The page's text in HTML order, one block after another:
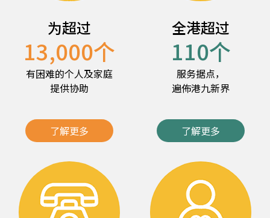
为超过
13,000个
有困难的个人及家庭
提供协助
了解更多
全港超过
110个
服务据点，
遍佈港九新界
了解更多